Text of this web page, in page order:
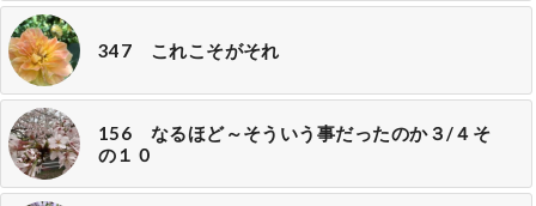
347 これこそがそれ
156 なるほど～そういう事だったのか３/４そ
の１０